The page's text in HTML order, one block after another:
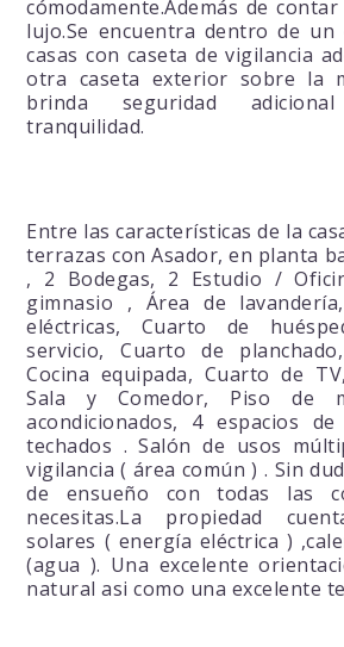
cómodamente.Además de
lujo.Se encuentra dentro de un
casas con caseta de vigilancia
otra caseta exterior sobre la
brinda seguridad
tranquilidad.
Entre las características de la
terrazas con Asador, en planta
, 2 Bodegas, 2 Estudio /
gimnasio , Área de
eléctricas, Cuarto de
servicio, Cuarto de
Cocina equipada, Cuarto de
Sala y Comedor, Piso de
acondicionados, 4 espacios de
techados . Salón de usos
vigilancia ( área común ) . Sin
de ensueño con todas las
necesitas.La propiedad
solares ( energía eléctrica )
(agua ). Una excelente
natural asi como una excelente